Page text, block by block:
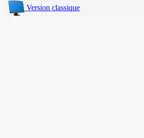
Version classique